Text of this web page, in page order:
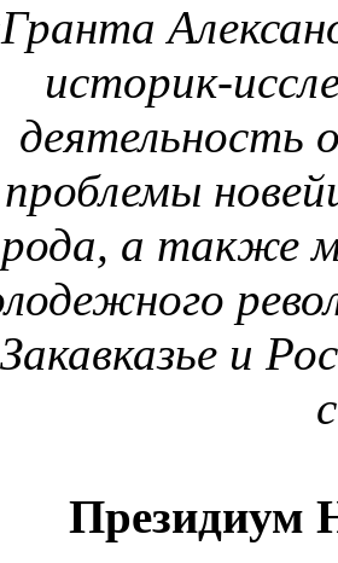
историк-
деятельность
проблемы
а также
Закавказье и
Президиум